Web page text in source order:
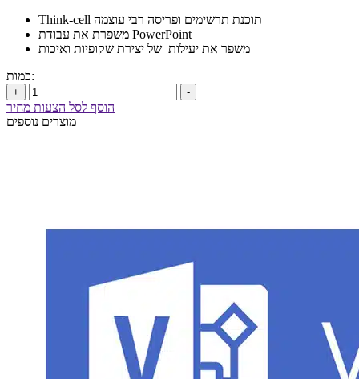
Think-cell תוכנת תרשימים ופריסה רבי עוצמה
משפרת את עבודת PowerPoint
משפר את יעילות של יצירת שקופיות ואיכות
כמות:
+ -
הוסף לסל הצעות מחיר
מוצרים נוספים